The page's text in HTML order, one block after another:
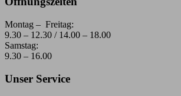
Montag – Freitag:
9.30 – 12.30 / 14.00 – 18.00
Samstag:
9.30 – 16.00
Unser Service